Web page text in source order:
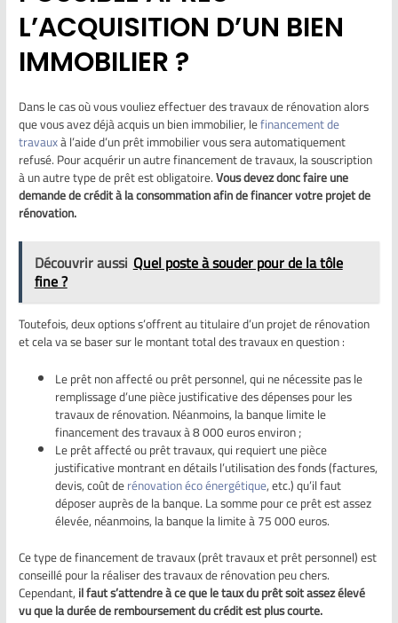
L’ACQUISITION D’UN BIEN
IMMOBILIER ?
Dans le cas où vous vouliez effectuer des travaux de rénovation alors
que vous avez déjà acquis un bien immobilier, lefinancement de
travauxà l’aide d’un prêt immobilier vous sera automatiquement
refusé. Pour acquérir un autre financement de travaux, la souscription
à un autre type de prêt est obligatoire.Vous devez donc faire une
demande de crédit à la consommation afin de financer votre projet de
rénovation.
Découvrir aussi Quel poste à souder pour de la tôle
fine ?
Toutefois, deux options s’offrent au titulaire d’un projet de rénovation
et cela va se baser sur le montant total des travaux en question :
Le prêt non affecté ou prêt personnel, qui ne nécessite pas le
remplissage d’une pièce justificative des dépenses pour les
travaux de rénovation. Néanmoins, la banque limite le
financement des travaux à 8 000 euros environ ;
Le prêt affecté ou prêt travaux, qui requiert une pièce
justificative montrant en détails l’utilisation des fonds (factures,
devis, coût derénovation éco énergétique, etc.) qu’il faut
déposer auprès de la banque. La somme pour ce prêt est assez
élevée, néanmoins, la banque la limite à 75 000 euros.
Ce type de financement de travaux (prêt travaux et prêt personnel) est
conseillé pour la réaliser des travaux de rénovation peu chers.
Cependant,il faut s’attendre à ce que le taux du prêt soit assez élevé
vu que la durée de remboursement du crédit est plus courte.